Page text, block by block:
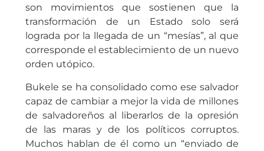
son movimientos que sostienen que la
transformación de un Estado solo será
lograda por la llegada de un “mesías”, al que
corresponde el establecimiento de un nuevo
orden utópico.
Bukele se ha consolidado como ese salvador
capaz de cambiar a mejor la vida de millones
de salvadoreños al liberarlos de la opresión
de las maras y de los políticos corruptos.
Muchos hablan de él como un “enviado de